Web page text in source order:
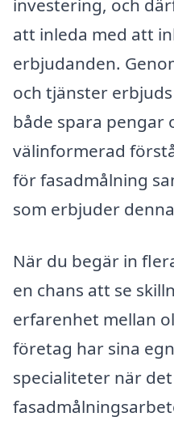
investering, och
att inleda med att
erbjudanden.
och tjänster
både spara pengar
välinformerad
för fasadmålning
som erbjuder
När du begär in
en chans att se
erfarenhet mellan
företag har sina
specialiteter när